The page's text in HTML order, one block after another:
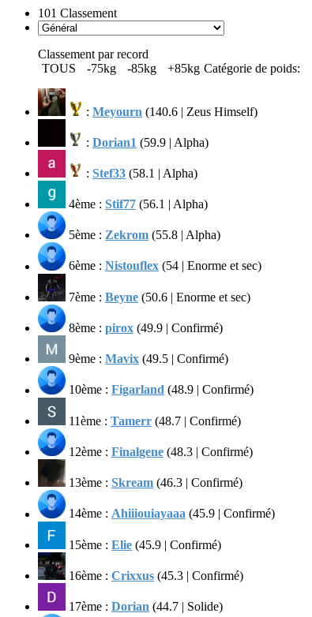
101 Classement
Classement par record
Catégorie de poids:
TOUS -75kg -85kg +85kg
: Meyourn (140.6 | Zeus Himself)
: Dorian1 (59.9 | Alpha)
: Stef33 (58.1 | Alpha)
4ème : Stif77 (56.1 | Alpha)
5ème : Zekrom (55.8 | Alpha)
6ème : Nistouflex (54 | Enorme et sec)
7ème : Beyne (50.6 | Enorme et sec)
8ème : pirox (49.9 | Confirmé)
9ème : Mavix (49.5 | Confirmé)
10ème : Figarland (48.9 | Confirmé)
11ème : Tamerr (48.7 | Confirmé)
12ème : Finalgene (48.3 | Confirmé)
13ème : Skream (46.3 | Confirmé)
14ème : Ahiiiouiayaaa (45.9 | Confirmé)
15ème : Elie (45.9 | Confirmé)
16ème : Crixxus (45.3 | Confirmé)
17ème : Dorian (44.7 | Solide)